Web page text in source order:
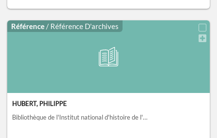
Référence / Référence D'archives
HUBERT, PHILIPPE
Bibliothèque de l'Institut national d'histoire de l'art, collections Jacques Doucet, Paris